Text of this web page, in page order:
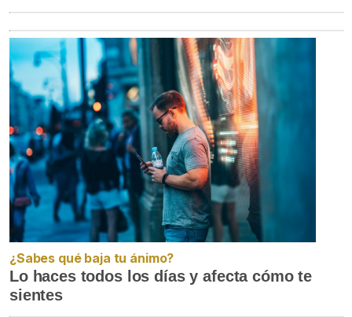
¿Sabes qué baja tu ánimo?
Lo haces todos los días y afecta cómo te
sientes